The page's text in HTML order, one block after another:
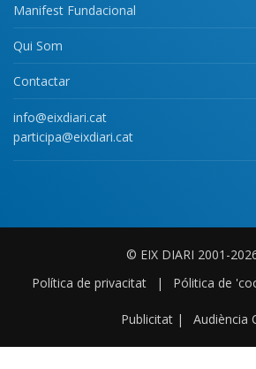
Manifest Fundacional
Qui Som
Contactar
info@eixdiari.cat
participa@eixdiari.cat
© EIX DIARI 2001-
Política de privacitat
| Pólitica de
Publicitat | Audiència